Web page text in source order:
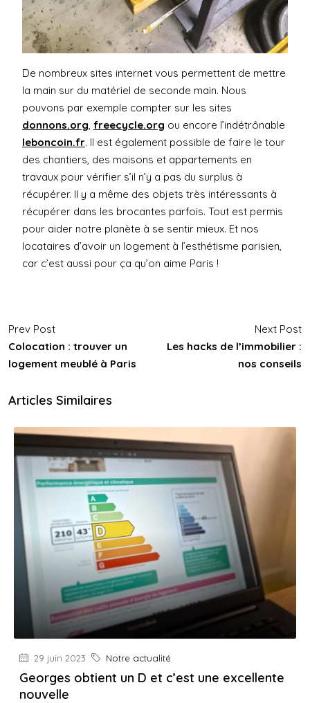
De nombreux sites internet vous permettent de mettre
la main sur du matériel de seconde main. Nous
pouvons par exemple compter sur les sites
donnons.org freecycle.org ou encore l’indétrônable
leboncoin.fr. Il est également possible de faire le tour
des chantiers, des maisons et appartements en
travaux pour vérifier s’il n’y a pas du surplus à
récupérer. Il y a même des objets très intéressants à
récupérer dans les brocantes parfois. Tout est permis
pour aider notre planète à se sentir mieux. Et nos
locataires d’avoir un logement à l’esthétisme parisien,
car c’est aussi pour ça qu’on aime Paris !
Prev Post
Colocation : trouver un
logement meublé à Paris
Next Post
Les hacks de l’immobilier :
nos conseils
Articles Similaires
29 juin 2023 Notre actualité
Georges obtient un D et c’est une excellente
nouvelle